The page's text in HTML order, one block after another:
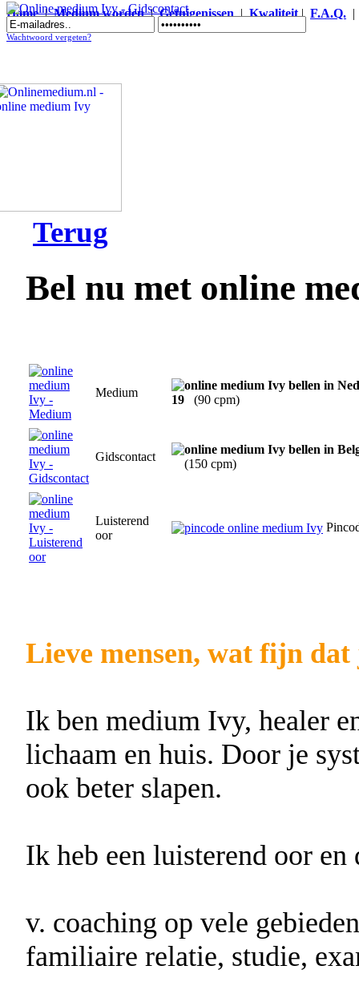
Home|Medium worden|Getuigenissen|Kwaliteit| F.A.Q.
Online medium Ivy - Gidscontact
Wachtwoord vergeten?
Terug
Bel nu met online
Medium
19 (90 cpm)
Gidscontact
(150 cpm)
Luisterend
oor
Lieve mensen, wat fijn
Ik ben medium Ivy, healer
lichaam en huis. Door je
ook beter slapen.
Ik heb een luisterend oor
v. coaching op vele
familiaire relatie, studie,